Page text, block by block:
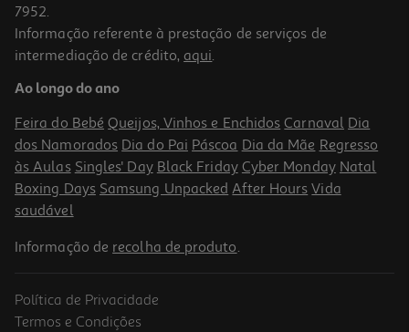
Adaptador Skross 1.500211-E World Europe
11.99 €/un
11,99 €
7952.
Informação referente à prestação de serviços de
intermediação de crédito, aqui.
Ao longo do ano
Feira do Bebé Queijos, Vinhos e Enchidos Carnaval Dia
dos Namorados Dia do Pai Páscoa Dia da Mãe Regresso
às Aulas Singles' Day Black Friday Cyber Monday Natal
Boxing Days Samsung Unpacked After Hours Vida
saudável
Informação de recolha de produto.
Política de Privacidade
Termos e Condições